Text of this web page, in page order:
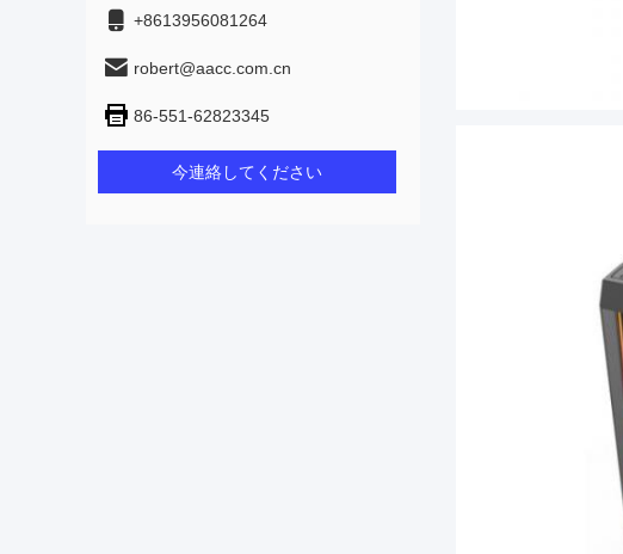
+8613956081264
robert@aacc.com.cn
86-551-62823345
今連絡してください